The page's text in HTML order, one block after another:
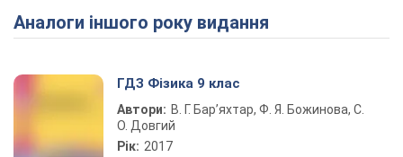
Play Video
Аналоги іншого року видання
ГДЗ Фізика 9 клас
Автори: В. Г. Бар’яхтар, Ф. Я. Божинова, С.
О. Довгий
Рік: 2017